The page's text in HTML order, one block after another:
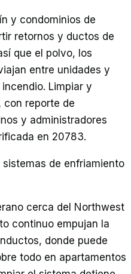
y condominios de
retornos y ductos de
que el polvo, los
entre unidades y
Limpiar y
con reporte de
y administradores
en 20783.
de enfriamiento
cerca del Northwest
continuo empujan la
donde puede
todo en apartamentos